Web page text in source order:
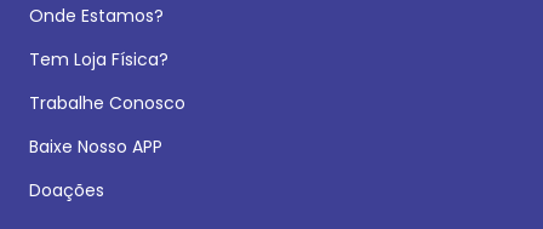
Onde Estamos?
Tem Loja Física?
Trabalhe Conosco
Baixe Nosso APP
Doações